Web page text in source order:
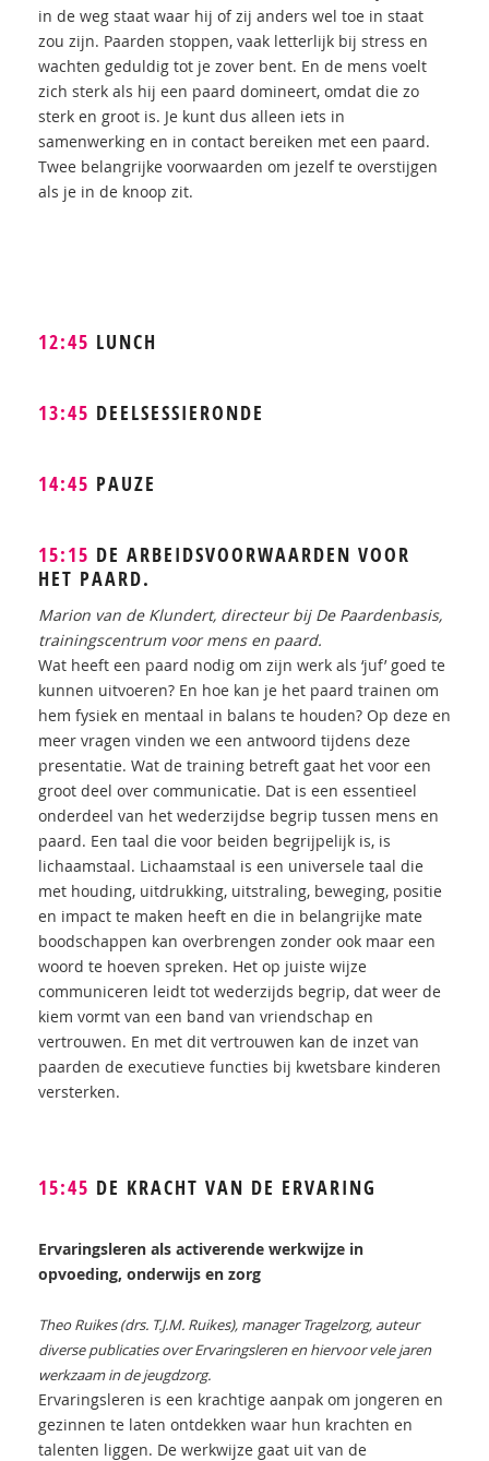
in de weg staat waar hij of zij anders wel toe in staat
zou zijn. Paarden stoppen, vaak letterlijk bij stress en
wachten geduldig tot je zover bent. En de mens voelt
zich sterk als hij een paard domineert, omdat die zo
sterk en groot is. Je kunt dus alleen iets in
samenwerking en in contact bereiken met een paard.
Twee belangrijke voorwaarden om jezelf te overstijgen
als je in de knoop zit.
12:45 LUNCH
13:45 DEELSESSIERONDE
14:45 PAUZE
15:15 DE ARBEIDSVOORWAARDEN VOOR
HET PAARD.
Marion van de Klundert, directeur bij De Paardenbasis,
trainingscentrum voor mens en paard.
Wat heeft een paard nodig om zijn werk als ‘juf’ goed te
kunnen uitvoeren? En hoe kan je het paard trainen om
hem fysiek en mentaal in balans te houden? Op deze en
meer vragen vinden we een antwoord tijdens deze
presentatie. Wat de training betreft gaat het voor een
groot deel over communicatie. Dat is een essentieel
onderdeel van het wederzijdse begrip tussen mens en
paard. Een taal die voor beiden begrijpelijk is, is
lichaamstaal. Lichaamstaal is een universele taal die
met houding, uitdrukking, uitstraling, beweging, positie
en impact te maken heeft en die in belangrijke mate
boodschappen kan overbrengen zonder ook maar een
woord te hoeven spreken. Het op juiste wijze
communiceren leidt tot wederzijds begrip, dat weer de
kiem vormt van een band van vriendschap en
vertrouwen. En met dit vertrouwen kan de inzet van
paarden de executieve functies bij kwetsbare kinderen
versterken.
15:45 DE KRACHT VAN DE ERVARING
Ervaringsleren als activerende werkwijze in
opvoeding, onderwijs en zorg
Theo Ruikes (drs. T.J.M. Ruikes), manager Tragelzorg, auteur
diverse publicaties over Ervaringsleren en hiervoor vele jaren
werkzaam in de jeugdzorg.
Ervaringsleren is een krachtige aanpak om jongeren en
gezinnen te laten ontdekken waar hun krachten en
talenten liggen. De werkwijze gaat uit van de